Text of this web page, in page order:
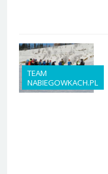
TEAM
NABIEGOWKACH.PL